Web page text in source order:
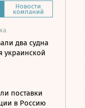
Новости
компаний
два судна
украинской
поставки
в Россию